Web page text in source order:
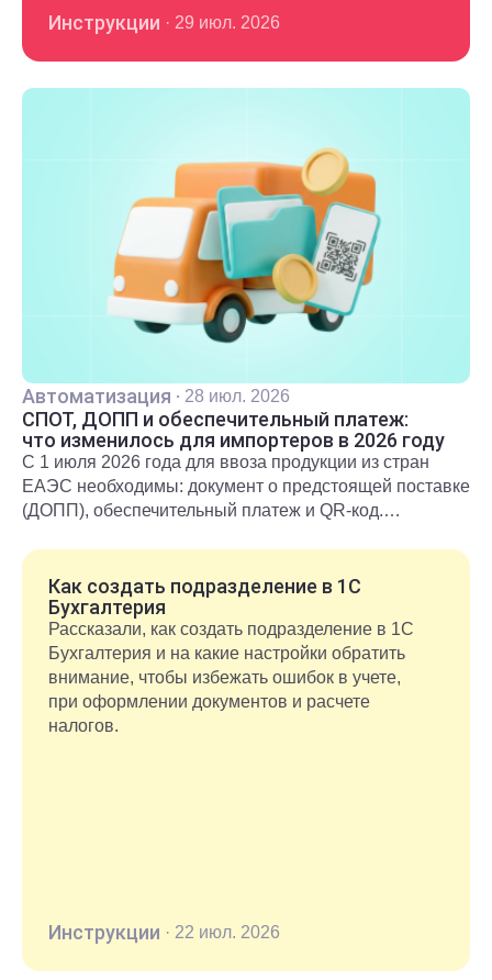
Инструкции · 29 июл. 2026
Автоматизация · 28 июл. 2026
СПОТ, ДОПП и обеспечительный платеж:
что изменилось для импортеров в 2026 году
С 1 июля 2026 года для ввоза продукции из стран
ЕАЭС необходимы: документ о предстоящей поставке
(ДОПП), обеспечительный платеж и QR-код.
рассказали в статье.
Как создать подразделение в 1С
Бухгалтерия
Рассказали, как создать подразделение в 1С
Бухгалтерия и на какие настройки обратить
внимание, чтобы избежать ошибок в учете,
при оформлении документов и расчете
налогов.
Инструкции · 22 июл. 2026